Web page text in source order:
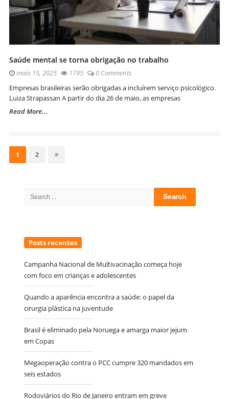
Saúde mental se torna obrigação no trabalho
maio 15, 2025 1795
0 Comments
Empresas brasileiras serão obrigadas a incluírem serviço psicológico.
Luiza Strapassan A partir do dia 26 de maio, as empresas
Read More...
por
posts
Page
1 Page
2
Search
Posts recentes
Campanha Nacional de Multivacinação começa hoje
com foco em crianças e adolescentes
Quando a aparência encontra a saúde: o papel da
cirurgia plástica na juventude
Brasil é eliminado pela Noruega e amarga maior jejum
em Copas
Megaoperação contra o PCC cumpre 320 mandados em
seis estados
Rodoviários do Rio de Janeiro entram em greve